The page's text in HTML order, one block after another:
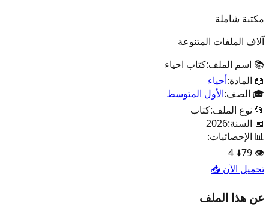
مكتبة شاملة
آلاف الملفات المتنوعة
📚 اسم الملف:كتاب احياء
📖 المادة:أحياء
🎓 الصف:الأول المتوسط
📂 نوع الملف:كتاب
📅 السنة:2026
📊 الإحصائيات:
👁️
79
⬇️
4
تحميل الآن 📥
عن هذا الملف